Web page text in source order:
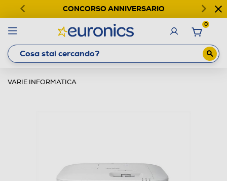
CONCORSO ANNIVERSARIO
0
VARIE INFORMATICA